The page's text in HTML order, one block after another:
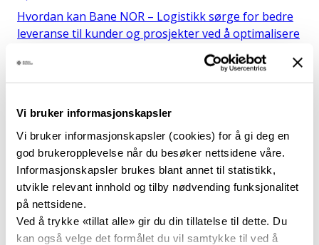
Vi bruker informasjonskapsler
Vi bruker informasjonskapsler (cookies) for å gi deg en
god brukeropplevelse når du besøker nettsidene våre.
Informasjonskapsler brukes blant annet til statistikk,
utvikle relevant innhold og tilby nødvending funksjonalitet
på nettsidene.
Ved å trykke «tillat alle» gir du din tillatelse til dette. Du
kan også velge det formålet du vil samtykke til ved å
Hvordan kan Bane NOR – Logistikk sørge for bedre
leveranse til kunder og prosjekter ved å optimalisere
varebeholdning og kapitalbinding på sentrallageret?
Logistikk
Overlevering av prosjekt i modell til drift og bruk av
VDCProsjekt
KomposittsvillerByggemateriale · Teknologi